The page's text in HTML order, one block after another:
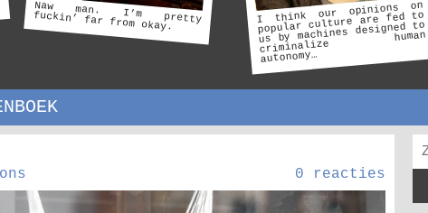
Naw
man.
I’m
pretty
fuckin’ far from okay. I think our opinions on
popular culture are fed to
us by machines designed to
criminalize
human
autonomy…
0 reacties